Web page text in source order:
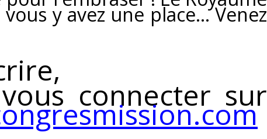
y avez une place... Venez
connecter sur